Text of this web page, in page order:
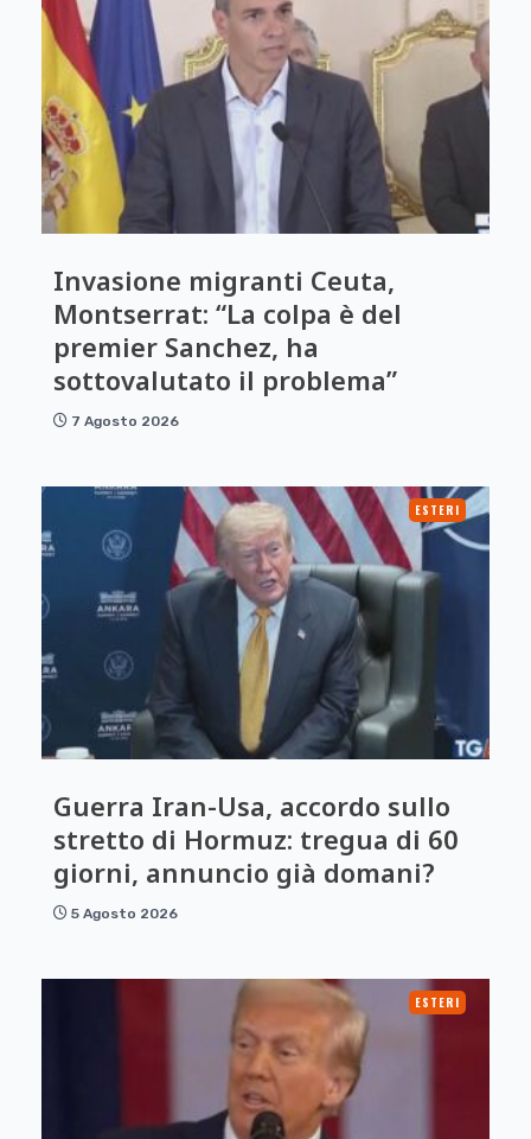
Invasione migranti Ceuta,
Montserrat: “La colpa è del
premier Sanchez, ha
sottovalutato il problema”
7 Agosto 2026
ESTERI
Guerra Iran-Usa, accordo sullo
stretto di Hormuz: tregua di 60
giorni, annuncio già domani?
5 Agosto 2026
ESTERI